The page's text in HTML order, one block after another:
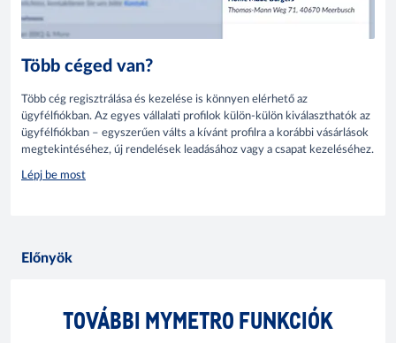
Több céged van?
Több cég regisztrálása és kezelése is könnyen elérhető az
ügyfélfiókban. Az egyes vállalati profilok külön-külön kiválaszthatók az
ügyfélfiókban – egyszerűen válts a kívánt profilra a korábbi vásárlások
megtekintéséhez, új rendelések leadásához vagy a csapat kezeléséhez.
Lépj be most
Előnyök
TOVÁBBI MYMETRO FUNKCIÓK